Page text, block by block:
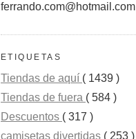
ferrando.com@hotmail.com
ETIQUETAS
Tiendas de aquí ( 1439 )
Tiendas de fuera ( 584 )
Descuentos ( 317 )
camisetas divertidas ( 253 )